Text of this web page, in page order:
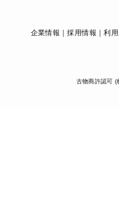
企業情報 採用情報 利
古物商許認可